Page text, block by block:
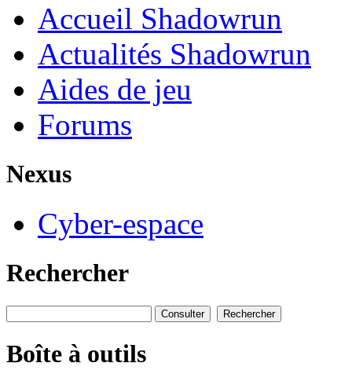
Accueil Shadowrun
Actualités Shadowrun
Aides de jeu
Forums
Nexus
Cyber-espace
Rechercher
Boîte à outils